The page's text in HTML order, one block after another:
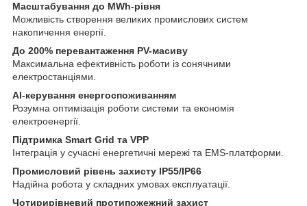
Масштабування до MWh-рівня
Можливість створення великих промислових систем
накопичення енергії.
До 200% перевантаження PV-масиву
Максимальна ефективність роботи із сонячними
електростанціями.
AI-керування енергоспоживанням
Розумна оптимізація роботи системи та економія
електроенергії.
Підтримка Smart Grid та VPP
Інтеграція у сучасні енергетичні мережі та EMS-платформи.
Промисловий рівень захисту IP55/IP66
Надійна робота у складних умовах експлуатації.
Чотирирівневий протипожежний захист